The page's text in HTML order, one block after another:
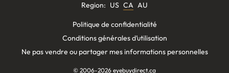
Region: US CA AU
Politique de confidentialité
Conditions générales d’utilisation
Ne pas vendre ou partager mes informations personnelles
© 2006-2026 eyebuydirect.ca